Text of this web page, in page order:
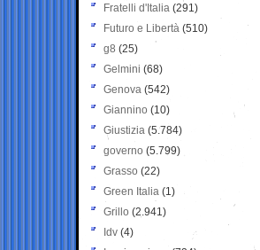
Fratelli d'Italia (291)
Futuro e Libertà (510)
g8 (25)
Gelmini (68)
Genova (542)
Giannino (10)
Giustizia (5.784)
governo (5.799)
Grasso (22)
Green Italia (1)
Grillo (2.941)
Idv (4)